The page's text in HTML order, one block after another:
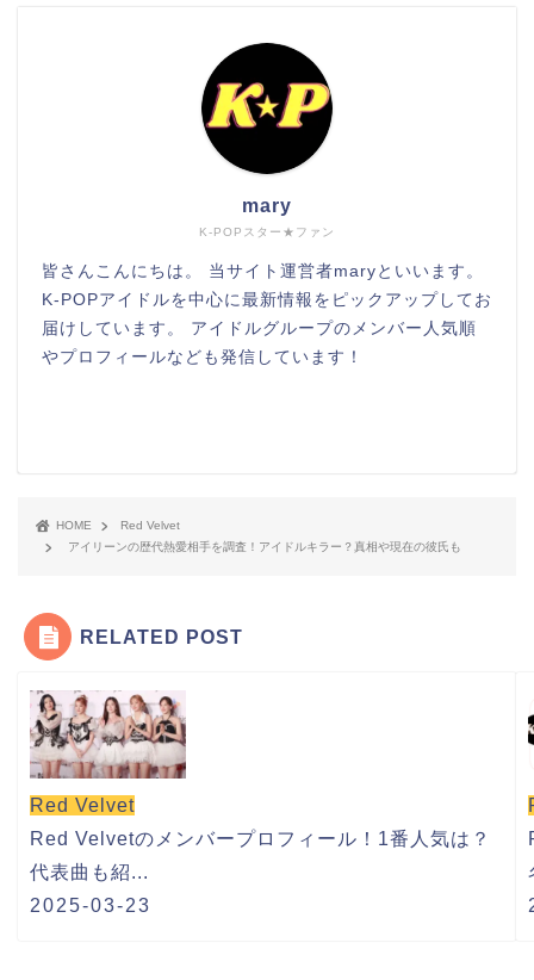
K-POPスター★ファン
mary
皆さんこんにちは。 当サイト運営者maryといいます。
K-POPアイドルを中心に最新情報をピックアップしてお
届けしています。 アイドルグループのメンバー人気順
やプロフィールなども発信しています！
HOME
Red Velvet
アイリーンの歴代熱愛相手を調査！アイドルキラー？真相や現在の彼氏も
RELATED POST
Red Velvet
Red Velvetのメンバープロフィール！1番人気は？
代表曲も紹...
2025-03-23